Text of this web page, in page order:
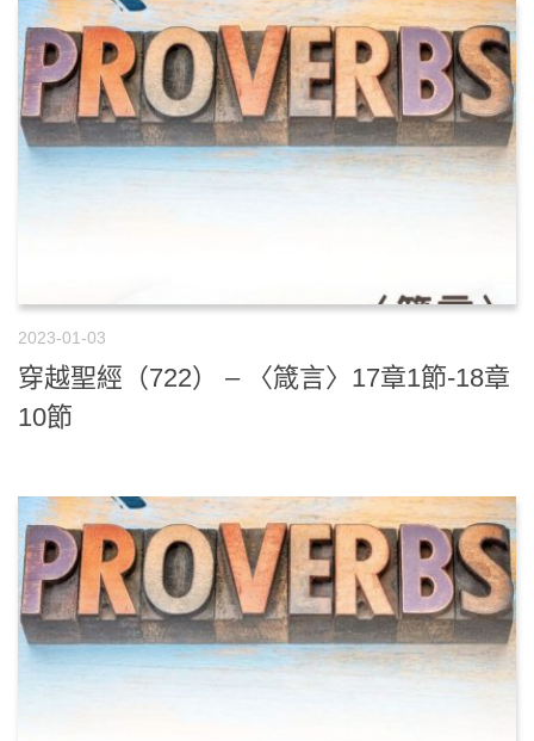
2023-01-03
穿越聖經（722） – 〈箴言〉17章1節-18章
10節